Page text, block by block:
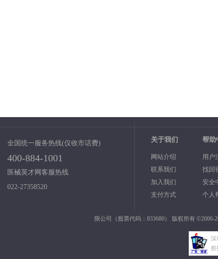
全国统一服务热线(仅收市话费)
400-884-1001
医械英才网客服热线
022-27358520
关于我们
网站介绍
联系我们
加入我们
支付方式
帮助
用户
找回
安全
个人
限公司（股票代码：833680） 版权所有 ©2006-
深
察